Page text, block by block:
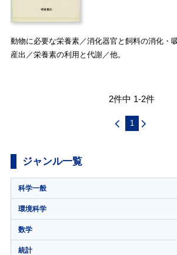
動物に必要な栄養素／消化器官と飼料の消化・
産出／栄養素の利用と代謝／他。
2件中 1-2件
1
ジャンル一覧
科学一般
環境科学
数学
統計